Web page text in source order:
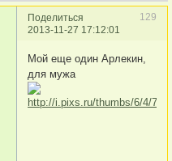
Поделиться
129
2013-11-27 17:12:01
Мой еще один Арлекин,
для мужа